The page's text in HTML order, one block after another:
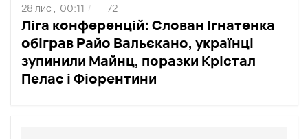
Ліга конференцій: Слован Ігнатенка
обіграв Райо Вальєкано, українці
зупинили Майнц, поразки Крістал
Пелас і Фіорентини
28 лис , 00:11 / 72